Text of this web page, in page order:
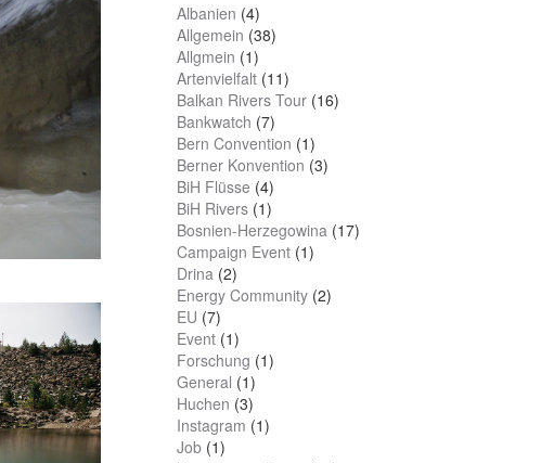
Albanien (4)
Allgemein (38)
Allgmein (1)
Artenvielfalt (11)
Balkan Rivers Tour (16)
Bankwatch (7)
Bern Convention (1)
Berner Konvention (3)
BiH Flüsse (4)
BiH Rivers (1)
Bosnien-Herzegowina (17)
Campaign Event (1)
Drina (2)
Energy Community (2)
EU (7)
Event (1)
Forschung (1)
General (1)
Huchen (3)
Instagram (1)
Job (1)